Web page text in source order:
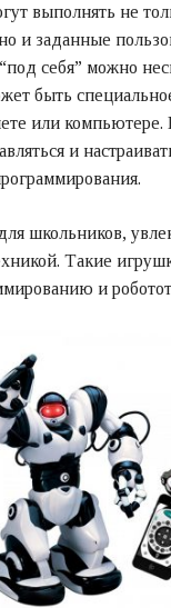
выполнять не
и заданные
себя” можно
быть
или компьютере.
и
школьников,
Такие
и